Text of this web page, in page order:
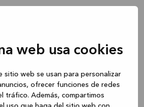
web usa cookies
sitio web se usan para personalizar
ofrecer funciones de redes
tráfico. Además, compartimos